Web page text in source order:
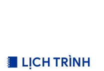
LỊCH TRÌNH